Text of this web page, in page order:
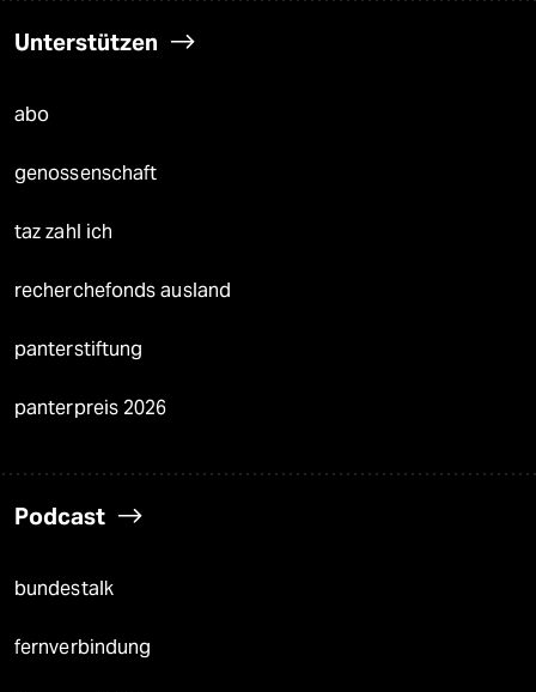
Unterstützen
abo
genossenschaft
taz zahl ich
recherchefonds ausland
panterstiftung
panterpreis 2026
Podcast
bundestalk
fernverbindung